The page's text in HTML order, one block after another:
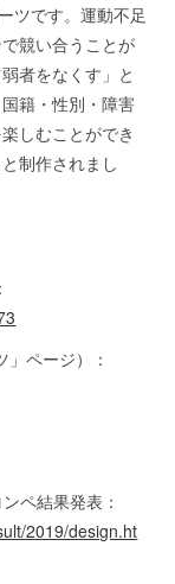
ツです。運動不足
競い合うことが
者をなくす」と
籍・性別・障害
しむことができ
制作されまし
ページ）：
ペ結果発表：
2019/design.ht